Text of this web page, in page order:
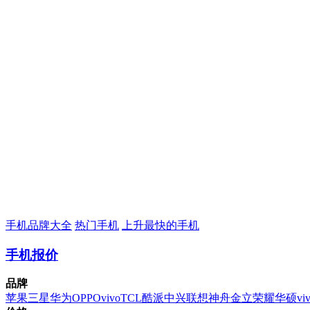
手机品牌大全 热门手机 上升最快的手机
手机报价
品牌
苹果三星华为OPPOvivoTCL酷派中兴联想神舟金立荣耀华硕